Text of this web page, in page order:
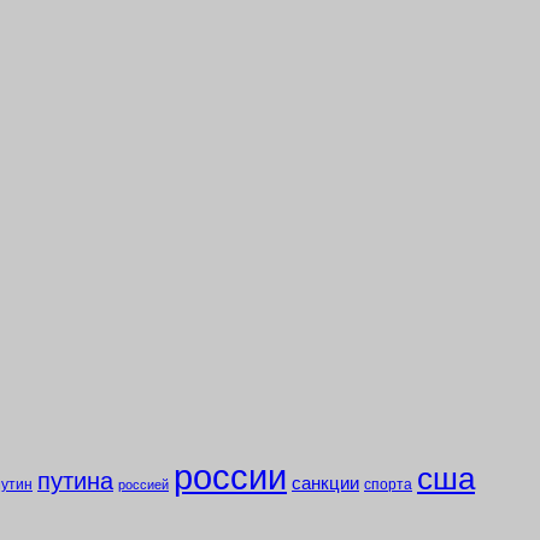
путина россией россии санкции спорта сша